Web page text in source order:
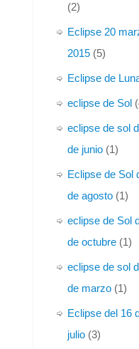
(2)
Eclipse 20
2015 (5)
Eclipse de
eclipse de Sol
eclipse de sol
de junio (1)
Eclipse de Sol
de agosto (1)
eclipse de Sol
de octubre (1)
eclipse de sol
de marzo (1)
Eclipse del 16
julio (3)